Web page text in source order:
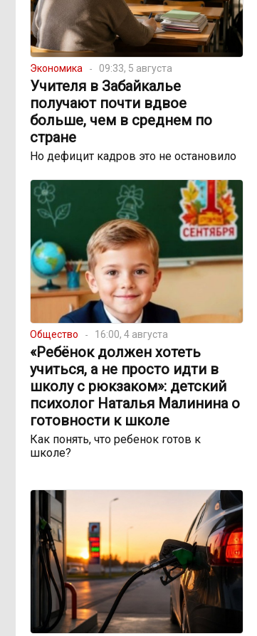
Экономика 09:33, 5 августа
Учителя в Забайкалье
получают почти вдвое
больше, чем в среднем по
стране
Но дефицит кадров это не остановило
Общество 16:00, 4 августа
«Ребёнок должен хотеть
учиться, а не просто идти в
школу с рюкзаком»: детский
психолог Наталья Малинина о
готовности к школе
Как понять, что ребенок готов к
школе?